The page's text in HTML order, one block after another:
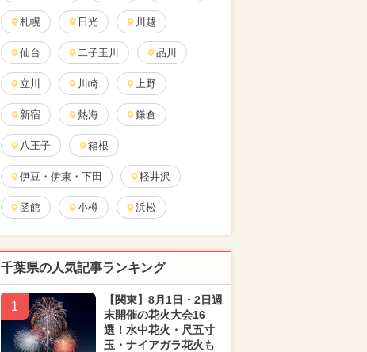
札幌 日光 川越
仙台 二子玉川 品川
立川 川崎 上野
新宿 熱海 鎌倉
八王子 箱根
伊豆・伊東・下田 軽井沢
函館 小樽 浜松
千葉県の人気記事ランキング
1
【関東】8月1日・2日週
末開催の花火大会16
選！水中花火・尺五寸
玉・ナイアガラ花火も